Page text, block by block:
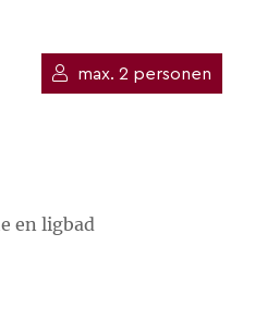
max. 2 personen
en ligbad